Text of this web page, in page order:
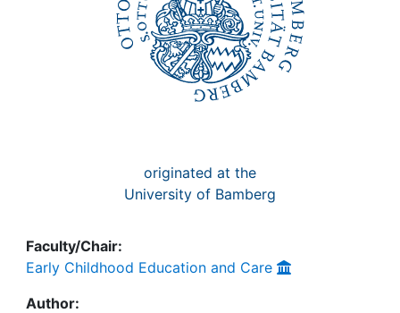
originated at the
University of Bamberg
Faculty/Chair:
Early Childhood Education and Care
Author: